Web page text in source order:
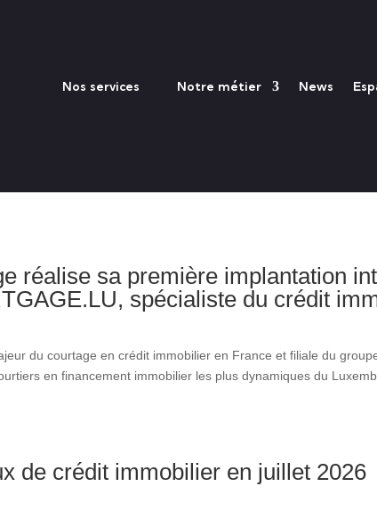
Nos services Notre métier News
réalise sa première implantation
spécialiste du crédit
du courtage en crédit immobilier en France et filiale du
en financement immobilier les plus dynamiques du
de crédit immobilier en juillet 2026